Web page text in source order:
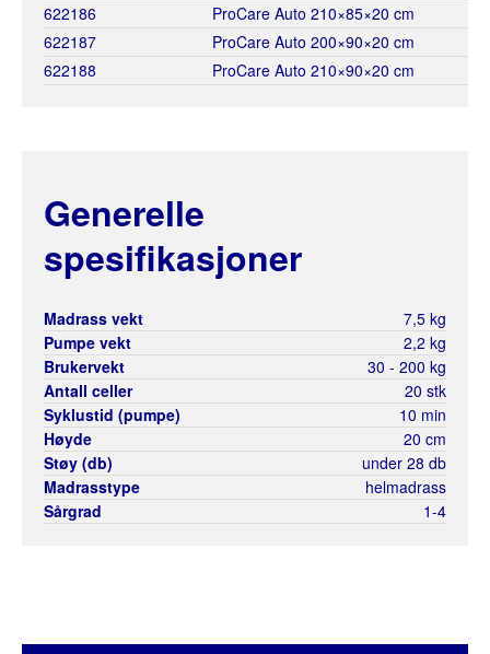
622186
ProCare Auto 210×85×20 cm
622187
ProCare Auto 200×90×20 cm
622188
ProCare Auto 210×90×20 cm
Generelle
spesifikasjoner
Madrass vekt
7,5 kg
Pumpe vekt
2,2 kg
Brukervekt
30 - 200 kg
Antall celler
20 stk
Syklustid (pumpe)
10 min
Høyde
20 cm
Støy (db)
under 28 db
Madrasstype
helmadrass
Sårgrad
1-4